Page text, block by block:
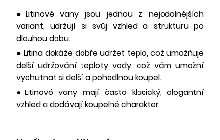
●Litinové vany jsou jednou z nejodolnějších
variant, udržují si svůj vzhled a strukturu po
dlouhou dobu.
● Litina dokáže dobře udržet teplo, což umožňuje
delší udržování teploty vody, což vám umožní
vychutnat si delší a pohodlnou koupel.
●Litinové vany mají často klasický, elegantní
vzhled a dodávají koupelně charakter